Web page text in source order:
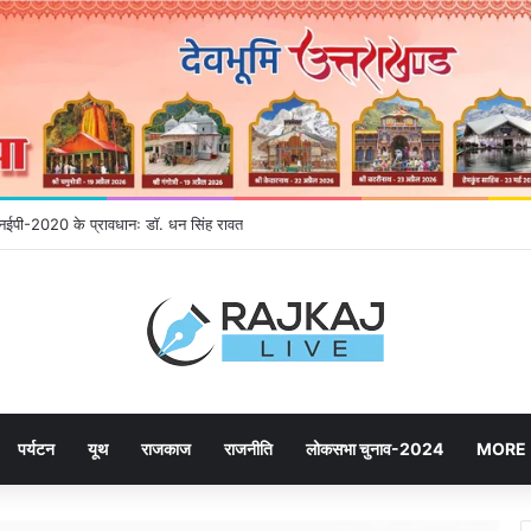
2020 के प्रावधानः डाॅ. धन सिंह रावत
पर्यटन यूथ राजकाज राजनीति लोकसभा चुनाव-2024 MORE